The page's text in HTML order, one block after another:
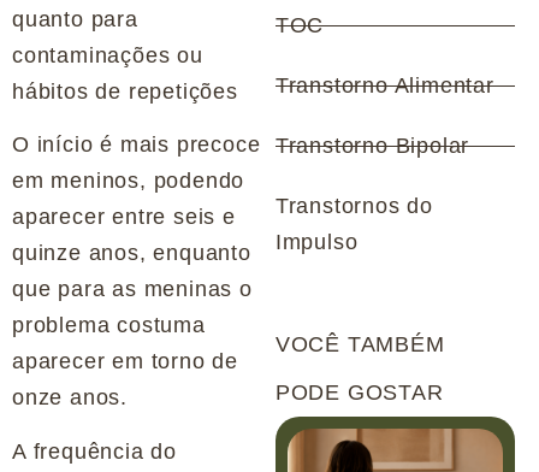
quanto para
contaminações ou
hábitos de repetições
O início é mais precoce
em meninos, podendo
aparecer entre seis e
quinze anos, enquanto
que para as meninas o
problema costuma
aparecer em torno de
onze anos.
A frequência do
TOC
Transtorno Alimentar
Transtorno Bipolar
Transtornos do
Impulso
VOCÊ TAMBÉM
PODE GOSTAR